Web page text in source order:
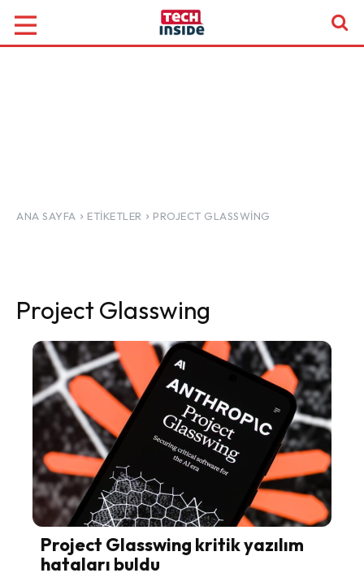
ANA SAYFA ETIKETLER PROJECT GLASSWING
Project Glasswing
Project Glasswing kritik yazılım
hataları buldu